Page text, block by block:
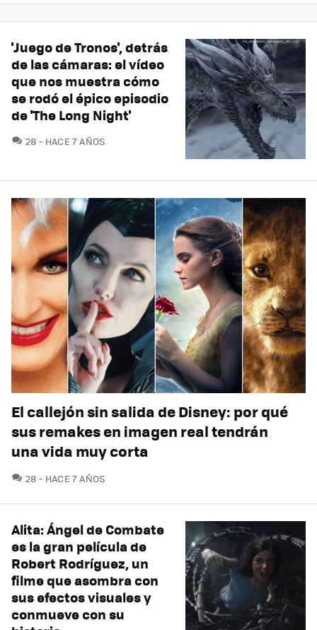
'Juego de Tronos', detrás
de las cámaras: el vídeo
que nos muestra cómo
se rodó el épico episodio
de 'The Long Night'
28 COMENTARIOS
HACE 7 AÑOS
El callejón sin salida de Disney: por qué
sus remakes en imagen real tendrán
una vida muy corta
28 COMENTARIOS
HACE 7 AÑOS
Alita: Ángel de Combate
es la gran película de
Robert Rodríguez, un
filme que asombra con
sus efectos visuales y
conmueve con su